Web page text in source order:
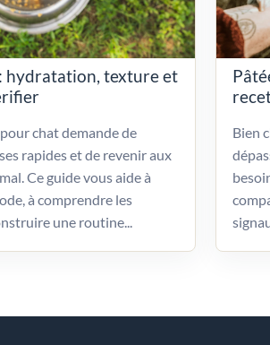
hydratation, texture et
chat demande de
rapides et de revenir aux
Ce guide vous aide à
à comprendre les
une routine...
Bien